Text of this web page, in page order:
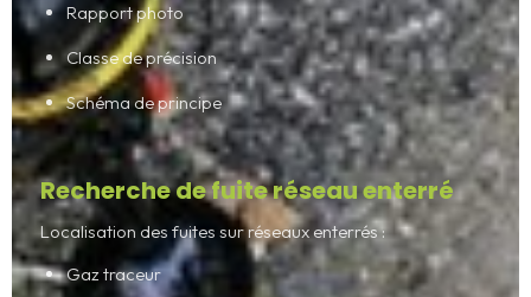
Rapport photo
Classe de précision
Schéma de principe
Recherche de fuite réseau enterré
Localisation des fuites sur réseaux enterrés :
Gaz traceur